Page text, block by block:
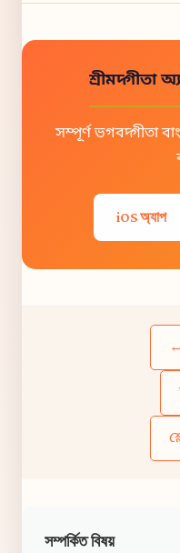
শ্রীমদ্গীতা
সম্পূর্ণ ভগবদ্গীতা
iOS অ্যাপ
সম্পর্কিত বিষয়